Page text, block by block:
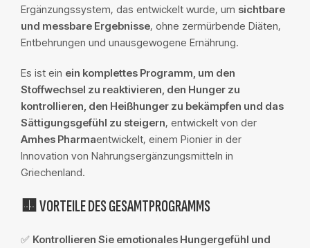
Ergänzungssystem, das entwickelt wurde, um sichtbare
und messbare Ergebnisse, ohne zermürbende Diäten,
Entbehrungen und unausgewogene Ernährung.
Es ist ein ein komplettes Programm, um den
Stoffwechsel zu reaktivieren, den Hunger zu
kontrollieren, den Heißhunger zu bekämpfen und das
Sättigungsgefühl zu steigern, entwickelt von der
Amhes Pharmaentwickelt, einem Pionier in der
Innovation von Nahrungsergänzungsmitteln in
Griechenland.
🟨 VORTEILE DES GESAMTPROGRAMMS
✅ Kontrollieren Sie emotionales Hungergefühl und